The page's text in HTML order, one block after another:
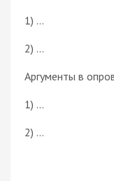
1) …
2) …
Аргументы в
1) …
2) …